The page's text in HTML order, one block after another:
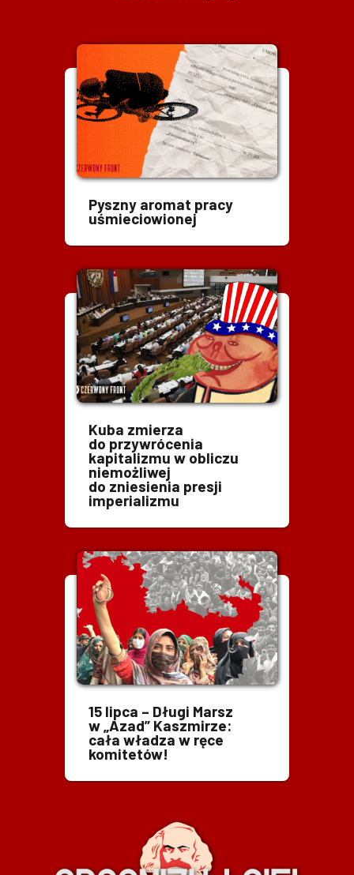
Pyszny aromat pracy
uśmieciowionej
Kuba zmierza
do przywrócenia
kapitalizmu w obliczu
niemożliwej
do zniesienia presji
imperializmu
15 lipca – Długi Marsz
w „Azad” Kaszmirze:
cała władza w ręce
komitetów!